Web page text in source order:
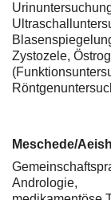
Zystozele,
Meschede/
Andrologie,